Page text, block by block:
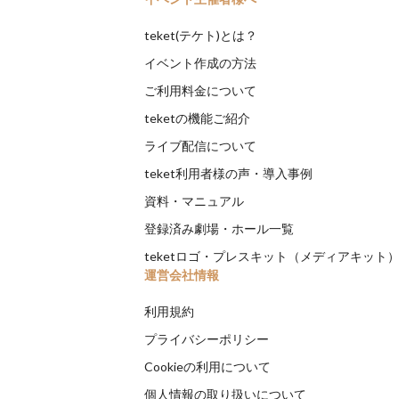
teket(テケト)とは？
イベント作成の方法
ご利用料金について
teketの機能ご紹介
ライブ配信について
teket利用者様の声・導入事例
資料・マニュアル
登録済み劇場・ホール一覧
teketロゴ・プレスキット（メディアキット）
運営会社情報
利用規約
プライバシーポリシー
Cookieの利用について
個人情報の取り扱いについて